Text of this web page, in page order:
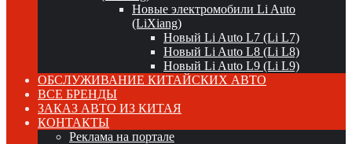
Новые электромобили Li Auto
(LiXiang)
Новый Li Auto L7 (Li L7)
Новый Li Auto L8 (Li L8)
Новый Li Auto L9 (Li L9)
ОБСЛУЖИВАНИЕ КИТАЙСКИХ АВТО
ВСЕ БРЕНДЫ
ЗАКАЗ АВТО ИЗ КИТАЯ
КОНТАКТЫ
Реклама на портале